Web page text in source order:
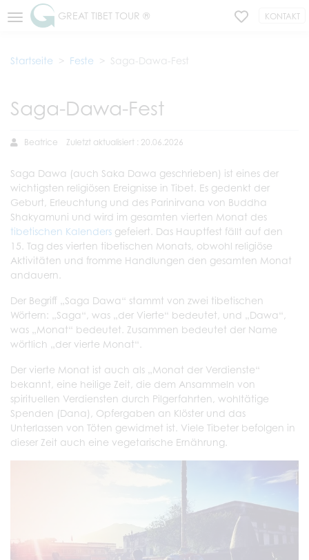
GREAT TIBET TOUR ® KONTAKT
Startseite Feste Saga-Dawa-Fest
Saga-Dawa-Fest
Beatrice Zuletzt aktualisiert : 20.06.2026
Saga Dawa (auch Saka Dawa geschrieben) ist eines der
wichtigsten religiösen Ereignisse in Tibet. Es gedenkt der
Geburt, Erleuchtung und des Parinirvana von Buddha
Shakyamuni und wird im gesamten vierten Monat des
tibetischen Kalenders gefeiert. Das Hauptfest fällt auf den
15. Tag des vierten tibetischen Monats, obwohl religiöse
Aktivitäten und fromme Handlungen den gesamten Monat
andauern.
Der Begriff „Saga Dawa“ stammt von zwei tibetischen
Wörtern: „Saga“, was „der Vierte“ bedeutet, und „Dawa“,
was „Monat“ bedeutet. Zusammen bedeutet der Name
wörtlich „der vierte Monat“.
Der vierte Monat ist auch als „Monat der Verdienste“
bekannt, eine heilige Zeit, die dem Ansammeln von
spirituellen Verdiensten durch Pilgerfahrten, wohltätige
Spenden (Dana), Opfergaben an Klöster und das
Unterlassen von Töten gewidmet ist. Viele Tibeter befolgen in
dieser Zeit auch eine vegetarische Ernährung.